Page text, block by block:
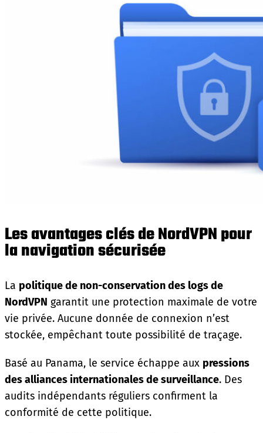
Les avantages clés de NordVPN pour
la navigation sécurisée
La politique de non-conservation des logs de
NordVPN garantit une protection maximale de votre
vie privée. Aucune donnée de connexion n’est
stockée, empêchant toute possibilité de traçage.
Basé au Panama, le service échappe aux pressions
des alliances internationales de surveillance. Des
audits indépendants réguliers confirment la
conformité de cette politique.